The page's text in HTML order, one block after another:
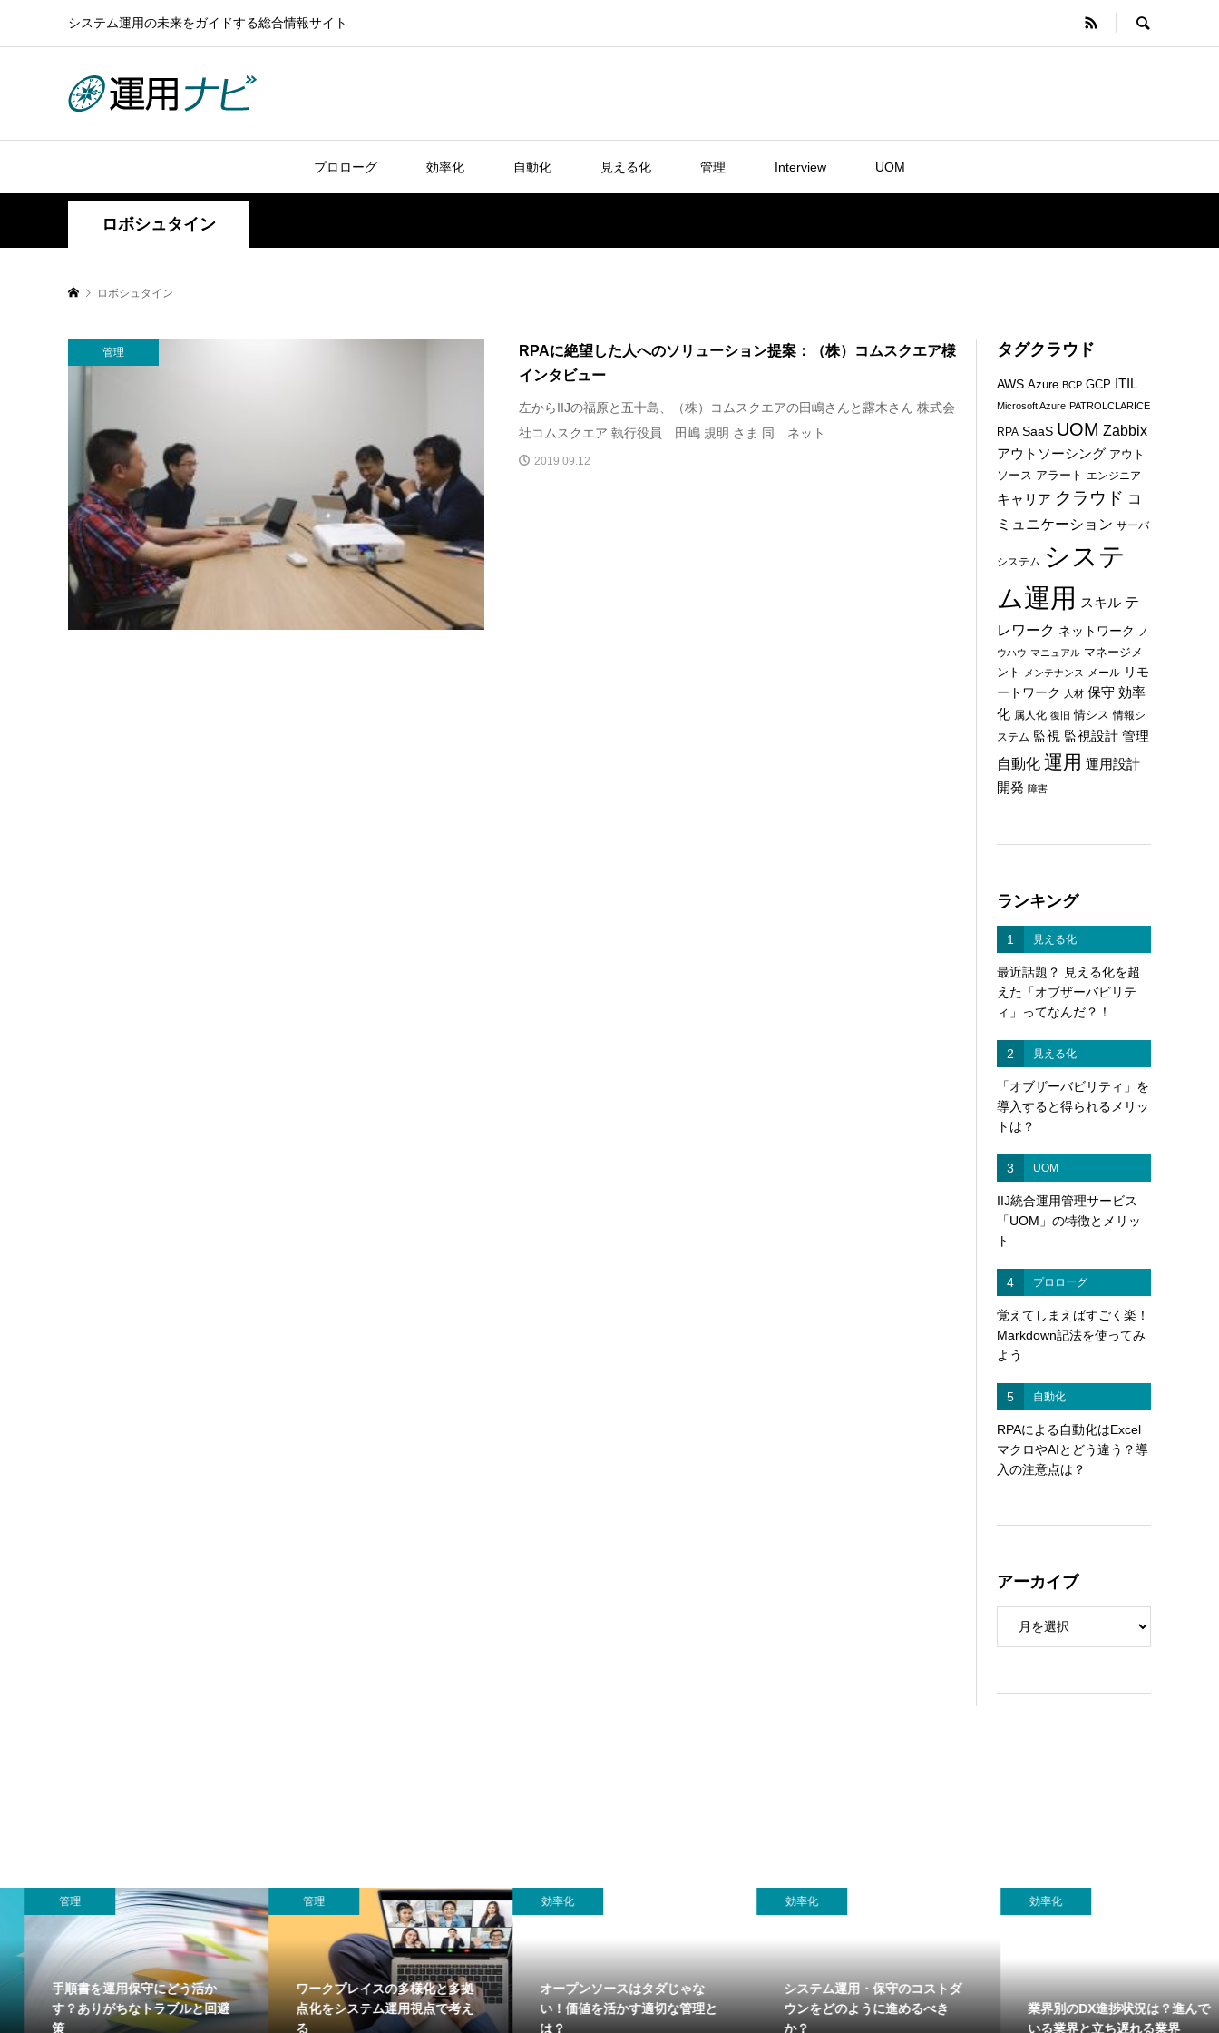
システム運用の未来をガイドする総合情報サイト
プロローグ 効率化 自動化 見える化 管理 Interview UOM
ロボシュタイン
ロボシュタイン
管理
RPAに絶望した人へのソリューション提案：（株）コムスクエア様
インタビュー
左からIIJの福原と五十島、（株）コムスクエアの田嶋さんと露木さん 株式会
社コムスクエア 執行役員 田嶋 規明 さま 同 ネット...
2019.09.12
タグクラウド
AWS Azure BCP GCP ITIL
Microsoft Azure PATROLCLARICE
RPA SaaS UOM Zabbix
アウトソーシング アウト
ソース アラート エンジニア
キャリア クラウド コ
ミュニケーション サーバ
システム システ
ム運用 スキル テ
レワーク ネットワーク
ノ
ウハウ マニュアル マネージメ
ント
メンテナンス メール リモ
ートワーク
人材 保守 効率
化 属人化 復旧 情シス 情報シ
ステム 監視 監視設計 管理
自動化 運用 運用設計
開発 障害
ランキング
1 見える化
最近話題？ 見える化を超
えた「オブザーバビリテ
ィ」ってなんだ？！
2 見える化
「オブザーバビリティ」を
導入すると得られるメリッ
トは？
3 UOM
IIJ統合運用管理サービス
「UOM」の特徴とメリッ
ト
4 プロローグ
覚えてしまえばすごく楽！
Markdown記法を使ってみ
よう
5 自動化
RPAによる自動化はExcel
マクロやAIとどう違う？導
入の注意点は？
アーカイブ
手順書を運用保守にどう活か
す？ありがちなトラブルと回避
ワークプレイスの多様化と多拠
点化をシステム運用視点で考え
効率化
オープンソースはタダじゃな
い！価値を活かす適切な管理と
効率化
システム運用・保守のコストダ
ウンをどのように進めるべき
か？
効率化
業界別のDX進捗状況は？進んで
いる業界と立ち遅れる業界